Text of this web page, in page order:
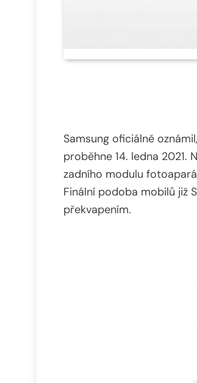
Samsung oficiálně
proběhne 14. ledna 2021.
zadního modulu
Finální podoba mobilů již
překvapením.